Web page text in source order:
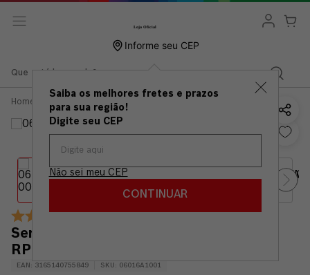
Informe seu CEP
Saiba os melhores fretes e prazos
para sua região!
Digite seu CEP
Não sei meu CEP
CONTINUAR
Bateria 12v
18v
Serras
Serra circular Bosch GKS
12V-26 1400 RPM Sem
Serra circular Bosch GKS 12V-26 1400
RPM Sem bateria
EAN : 3165140755849 SKU : 06016A1001